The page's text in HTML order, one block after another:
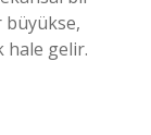
büyükse,
hale gelir.